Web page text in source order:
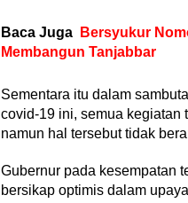
Baca Juga
Bersyukur
Membangun Tanjabbar
Sementara itu dalam
covid-19 ini, semua kegiatan
namun hal tersebut tidak
Gubernur pada kesempatan
bersikap optimis dalam